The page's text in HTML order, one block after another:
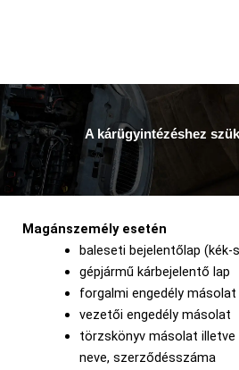
A kárügyintézéshez
Magánszemély esetén
baleseti bejelentőlap (kék-
gépjármű kárbejelentő lap
forgalmi engedély másolat
vezetői engedély másolat
törzskönyv másolat illetve
neve, szerződésszáma